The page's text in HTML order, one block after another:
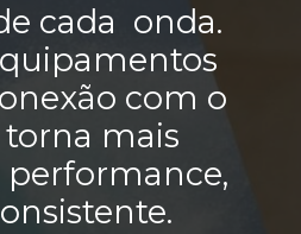
cada onda.
com o
torna mais
performance,